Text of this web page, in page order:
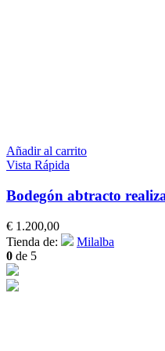
Añadir al carrito
Vista Rápida
Bodegón abtracto
€ 1.200,00
Tienda de:
Milalba
0 de 5